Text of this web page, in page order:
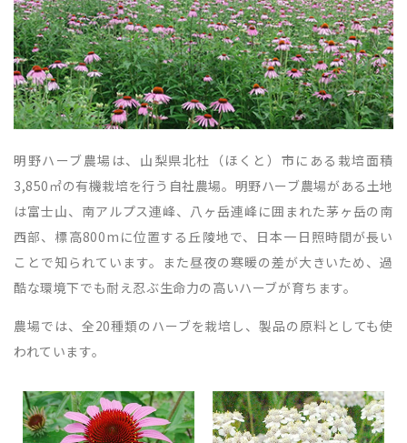
明野ハーブ農場は、山梨県北杜（ほくと）市にある栽培面積
3,850㎡の有機栽培を行う自社農場。明野ハーブ農場がある土地
は富士山、南アルプス連峰、八ヶ岳連峰に囲まれた茅ヶ岳の南
西部、標高800mに位置する丘陵地で、日本一日照時間が長い
ことで知られています。また昼夜の寒暖の差が大きいため、過
酷な環境下でも耐え忍ぶ生命力の高いハーブが育ちます。
農場では、全20種類のハーブを栽培し、製品の原料としても使
われています。